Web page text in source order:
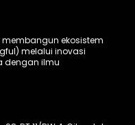
ekosistem
melalui inovasi
dengan ilmu